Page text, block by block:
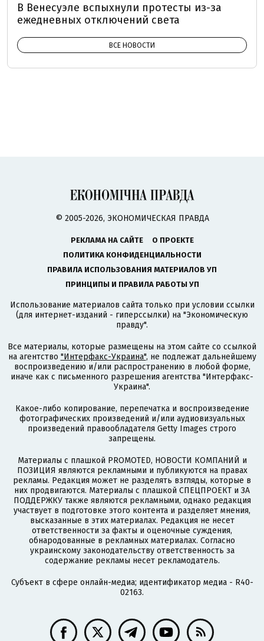
В Венесуэле вспыхнули протесты из-за
ежедневных отключений света
ВСЕ НОВОСТИ
© 2005-2026, ЭКОНОМИЧЕСКАЯ ПРАВДА
РЕКЛАМА НА САЙТЕ
О ПРОЕКТЕ
ПОЛИТИКА КОНФИДЕНЦИАЛЬНОСТИ
ПРАВИЛА ИСПОЛЬЗОВАНИЯ МАТЕРИАЛОВ УП
ПРИНЦИПЫ И ПРАВИЛА РАБОТЫ УП
Использование материалов сайта только при условии ссылки
(для интернет-изданий - гиперссылки) на "Экономическую
правду".
Все материалы, которые размещены на этом сайте со ссылкой
на агентство "Интерфакс-Украина", не подлежат дальнейшему
воспроизведению и/или распространению в любой форме,
иначе как с письменного разрешения агентства "Интерфакс-
Украина".
Какое-либо копирование, перепечатка и воспроизведение
фотографических произведений и/или аудиовизуальных
произведений правообладателя Getty Images строго
запрещены.
Материалы с плашкой PROMOTED, НОВОСТИ КОМПАНИЙ и
ПОЗИЦИЯ являются рекламными и публикуются на правах
рекламы. Редакция может не разделять взгляды, которые в
них продвигаются. Материалы с плашкой СПЕЦПРОЕКТ и ЗА
ПОДДЕРЖКУ также являются рекламными, однако редакция
участвует в подготовке этого контента и разделяет мнения,
высказанные в этих материалах. Редакция не несет
ответственности за факты и оценочные суждения,
обнародованные в рекламных материалах. Согласно
украинскому законодательству ответственность за
содержание рекламы несет рекламодатель.
Субъект в сфере онлайн-медиа; идентификатор медиа - R40-
02163.